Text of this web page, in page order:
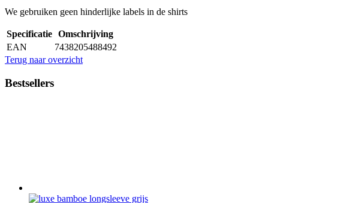
We gebruiken geen hinderlijke labels in de shirts
Specificatie Omschrijving
EAN
7438205488492
Terug naar overzicht
Bestsellers